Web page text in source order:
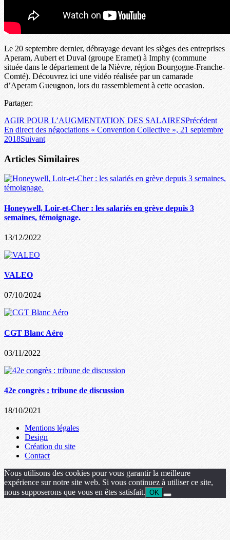
Le 20 septembre dernier, débrayage devant les sièges des entreprises
Aperam, Aubert et Duval (groupe Eramet) à Imphy (commune
située dans le département de la Nièvre, région Bourgogne-Franche-
Comté). Découvrez ici une vidéo réalisée par un camarade
d’Aperam Gueugnon, lors du rassemblement à cette occasion.
Partager:
AGIR POUR L’AUGMENTATION DES SALAIRESPrécédent
En direct des négociations « Convention Collective », 21 septembre
2018Suivant
Articles Similaires
Honeywell, Loir-et-Cher : les salariés en grève depuis 3
semaines, témoignage.
13/12/2022
VALEO
07/10/2024
CGT Blanc Aéro
03/11/2022
42e congrès : tribune de discussion
18/10/2021
Mentions légales
Design
Création du site
Contact
Nous utilisons des cookies pour vous garantir la meilleure
expérience sur notre site web. Si vous continuez à utiliser ce site,
nous supposerons que vous en êtes satisfait. OK